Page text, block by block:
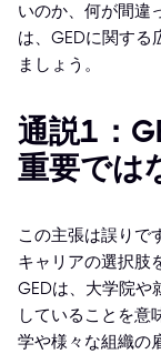
いのか、何が間違
は、GEDに関する
ましょう。
通説1：
重要では
この主張は誤りで
キャリアの選択肢
GEDは、大学院や
していることを意
学や様々な組織の